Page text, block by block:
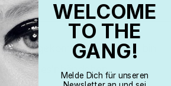
abgekommen. Wow, ich bin
die Wies'nbändchen.
WELCOME
TO THE
GANG!
Melde Dich für unseren